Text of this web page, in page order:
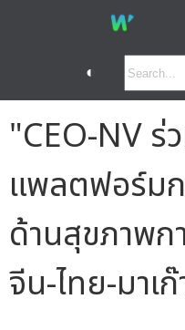
◐
"CEO-NV
แพลตฟอร์ม
ด้านสุขภาพ
จีน-ไทย-มาเ